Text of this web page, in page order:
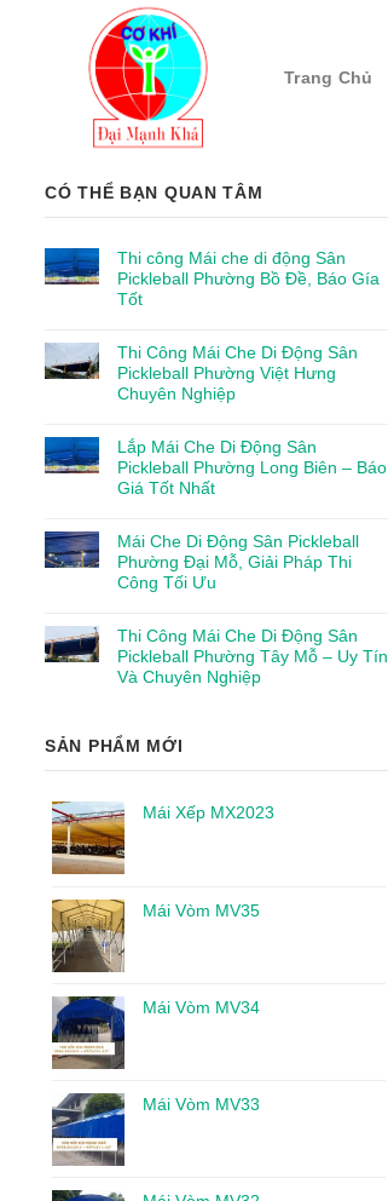
Trang Chủ
CÓ THỂ BẠN QUAN TÂM
Thi công Mái che di động Sân
Pickleball Phường Bồ Đề, Báo Gía
Tốt
Thi Công Mái Che Di Động Sân
Pickleball Phường Việt Hưng
Chuyên Nghiệp
Lắp Mái Che Di Động Sân
Pickleball Phường Long Biên – Báo
Giá Tốt Nhất
Mái Che Di Động Sân Pickleball
Phường Đại Mỗ, Giải Pháp Thi
Công Tối Ưu
Thi Công Mái Che Di Động Sân
Pickleball Phường Tây Mỗ – Uy Tín
Và Chuyên Nghiệp
SẢN PHẨM MỚI
Mái Xếp MX2023
Mái Vòm MV35
Mái Vòm MV34
Mái Vòm MV33